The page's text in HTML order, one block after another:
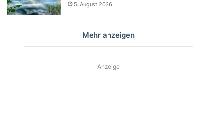
5. August 2026
Mehr anzeigen
Anzeige